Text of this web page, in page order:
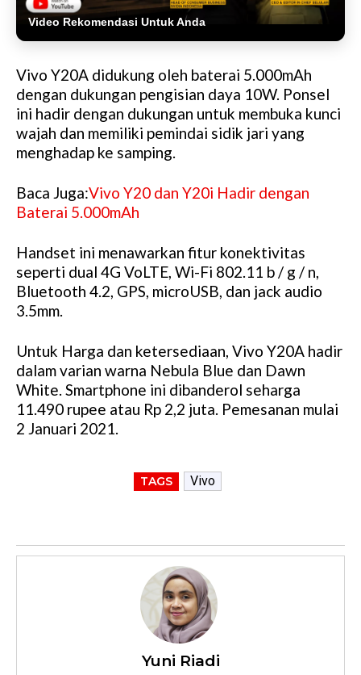
Video Rekomendasi Untuk Anda
Vivo Y20A didukung oleh baterai 5.000mAh
dengan dukungan pengisian daya 10W. Ponsel
ini hadir dengan dukungan untuk membuka kunci
wajah dan memiliki pemindai sidik jari yang
menghadap ke samping.
Baca Juga:Vivo Y20 dan Y20i Hadir dengan
Baterai 5.000mAh
Handset ini menawarkan fitur konektivitas
seperti dual 4G VoLTE, Wi-Fi 802.11 b / g / n,
Bluetooth 4.2, GPS, microUSB, dan jack audio
3.5mm.
Untuk Harga dan ketersediaan, Vivo Y20A hadir
dalam varian warna Nebula Blue dan Dawn
White. Smartphone ini dibanderol seharga
11.490 rupee atau Rp 2,2 juta. Pemesanan mulai
2 Januari 2021.
TAGS Vivo
Yuni Riadi